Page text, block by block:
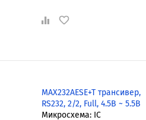
MAX232AESE+T трансивер,
RS232, 2/2, Full, 4.5В ~ 5.5В
Микросхема: IC